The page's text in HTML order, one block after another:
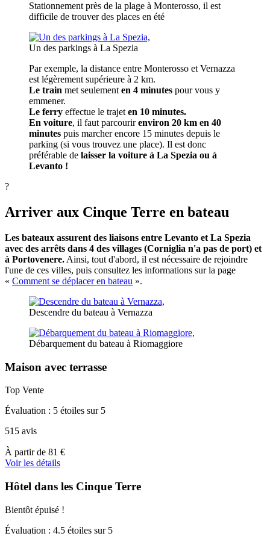
Stationnement près de la plage à Monterosso, il est
difficile de trouver des places en été
Un des parkings à La Spezia
Par exemple, la distance entre Monterosso et Vernazza
est légèrement supérieure à 2 km.
Le train met seulement en 4 minutes pour vous y
emmener.
Le ferry effectue le trajet en 10 minutes.
En voiture, il faut parcourirenviron 20 km en 40
minutes puis marcher encore 15 minutes depuis le
parking (si vous trouvez une place). Il est donc
préférable de laisser la voiture à La Spezia ou à
Levanto !
?
Arriver aux Cinque Terre en bateau
Les bateaux assurent des liaisons entre Levanto et La Spezia
avec des arrêts dans 4 des villages (Corniglia n'a pas de port) et
à Portovenere. Ainsi, tout d'abord, il est nécessaire de rejoindre
l'une de ces villes, puis consultez les informations sur la page
« Comment se déplacer en bateau ».
Descendre du bateau à Vernazza
Débarquement du bateau à Riomaggiore
Maison avec terrasse
Top Vente
Évaluation : 5 étoiles sur 5
515 avis
À
partir
81 €
À partir de 81 €
Voir les détails
Hôtel dans les Cinque Terre
Bientôt épuisé !
Évaluation : 4.5 étoiles sur 5